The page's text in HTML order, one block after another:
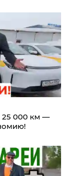
25 000 км —